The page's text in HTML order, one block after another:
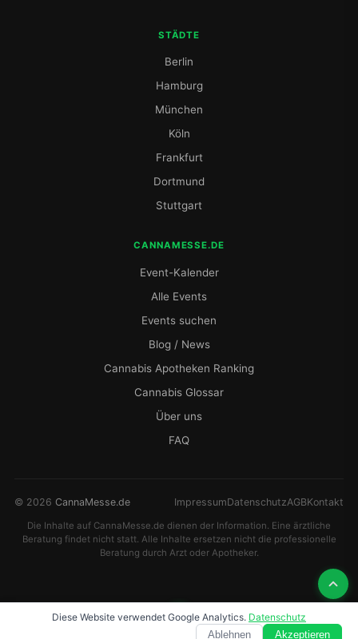
STÄDTE
Berlin
Hamburg
München
Köln
Frankfurt
Dortmund
Stuttgart
CANNAMESSE.DE
Event-Kalender
Alle Events
Events suchen
Blog / News
Cannabis Apotheken Ranking
Cannabis Glossar
Über uns
FAQ
© 2026 CannaMesse.de ImpressumDatenschutzAGBKontakt
Die Inhalte auf CannaMesse.de dienen der Information. Eine ärztliche
Beratung findet nicht statt. Alle Inhalte ersetzen nicht die professionelle
Beratung durch Arzt oder Apotheker.
Diese Website verwendet Google Analytics. Datenschutz
Ablehnen
Akzeptieren